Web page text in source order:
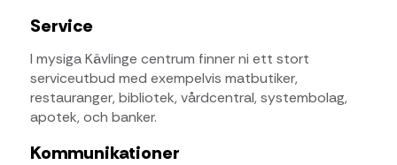
Service
I mysiga Kävlinge centrum finner ni ett stort
serviceutbud med exempelvis matbutiker,
restauranger, bibliotek, vårdcentral, systembolag,
apotek, och banker.
Kommunikationer